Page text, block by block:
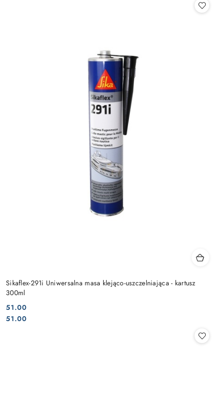
Sikaflex-291i Uniwersalna masa klejąco-uszczelniająca - kartusz
300ml
Cena:
51.00
Cena:
51.00